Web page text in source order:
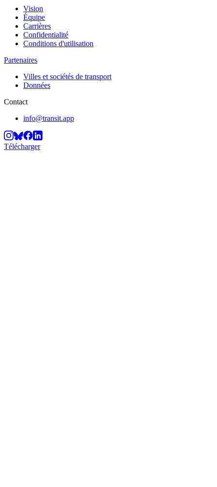
Vision
Équipe
Carrières
Confidentialité
Conditions d'utilisation
Partenaires
Villes et sociétés de transport
Données
Contact
info@transit.app
Télécharger